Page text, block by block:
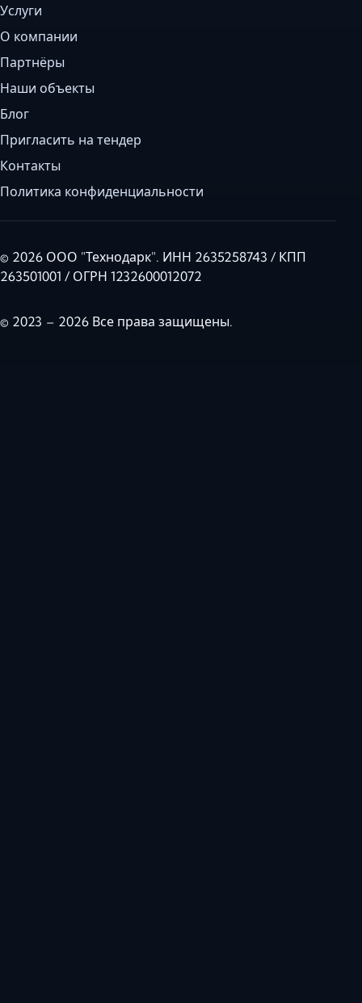
Услуги
О компании
Партнёры
Наши объекты
Блог
Пригласить на тендер
Контакты
Политика конфиденциальности
© 2026 ООО "Технодарк". ИНН 2635258743 / КПП
263501001 / ОГРН 1232600012072
© 2023 – 2026 Все права защищены.